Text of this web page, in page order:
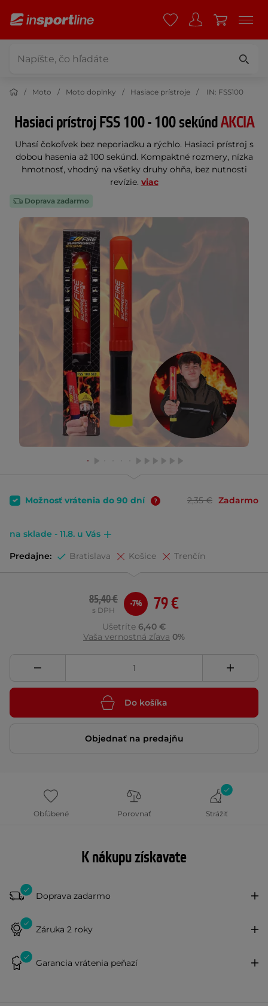
Moto Moto doplnky Hasiace prístroje IN: FSS100
Hasiaci prístroj FSS 100 - 100 sekúndAKCIA
Uhasí čokoľvek bez neporiadku a rýchlo. Hasiaci prístroj s
dobou hasenia až 100 sekúnd. Kompaktné rozmery, nízka
hmotnosť, vhodný na všetky druhy ohňa, bez nutnosti
revízie. viac
Doprava zadarmo
Možnosť vrátenia do 90 dní 2,35 € Zadarmo
na sklade - 11.8. u Vás
Predajne: Bratislava Košice Trenčín
79 €
85,40 €
s DPH
-7%
Ušetríte 6,40 €
Vaša vernostná zľava 0%
Do košíka
Objednať na predajňu
Obľúbené Porovnať Strážiť
K nákupu získavate
Doprava zadarmo
Záruka 2 roky
Garancia vrátenia peňazí